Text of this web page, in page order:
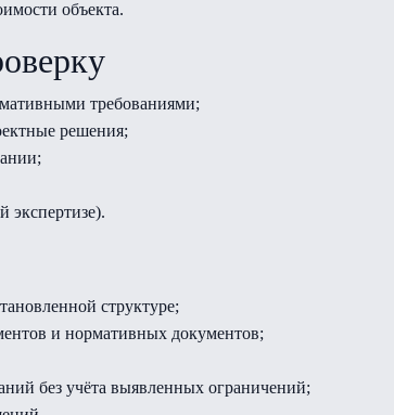
объекта.
требованиями;
решения;
экспертизе).
структуре;
и нормативных документов;
без учёта выявленных ограничений;